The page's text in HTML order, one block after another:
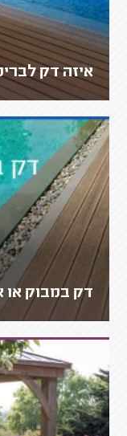
איזה דק
דק במבוק או